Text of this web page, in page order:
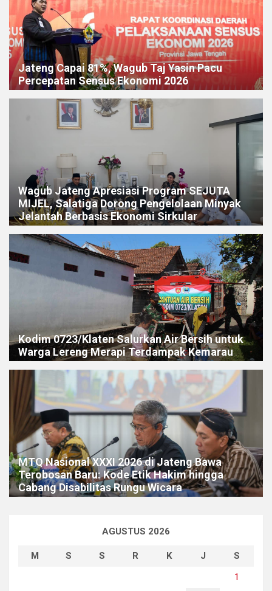
Jateng Capai 81%, Wagub Taj Yasin Pacu
Percepatan Sensus Ekonomi 2026
Wagub Jateng Apresiasi Program SEJUTA
MIJEL, Salatiga Dorong Pengelolaan Minyak
Jelantah Berbasis Ekonomi Sirkular
Kodim 0723/Klaten Salurkan Air Bersih untuk
Warga Lereng Merapi Terdampak Kemarau
MTQ Nasional XXXI 2026 di Jateng Bawa
Terobosan Baru: Kode Etik Hakim hingga
Cabang Disabilitas Rungu Wicara
AGUSTUS 2026
M S S R K J
S
1